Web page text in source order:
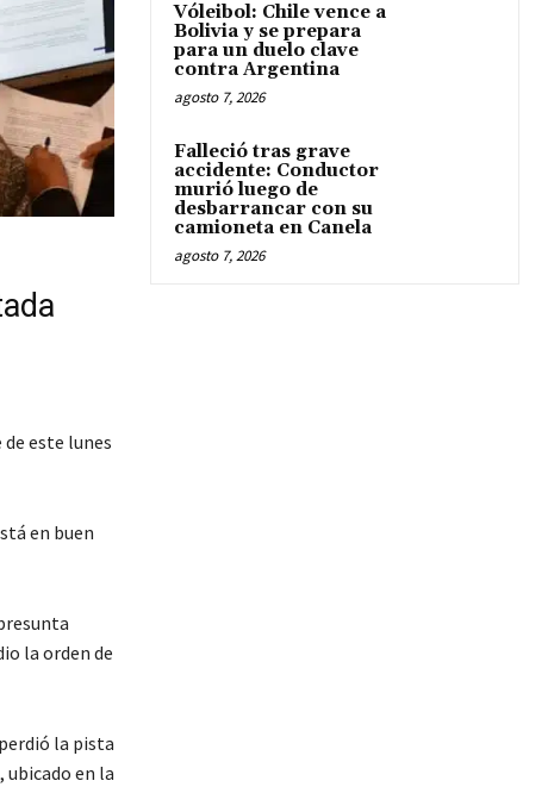
este lunes
en buen
la orden de
la pista
ubicado en la
Vóleibol: Chile vence a
Bolivia y se prepara
para un duelo clave
contra Argentina
agosto 7, 2026
Falleció tras grave
accidente: Conductor
murió luego de
desbarrancar con su
camioneta en Canela
agosto 7, 2026